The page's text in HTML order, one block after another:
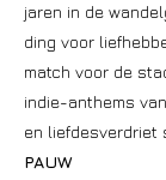
jaren in de
ding voor
match voor de
indie-anthems
en liefdesverdriet
PAUW